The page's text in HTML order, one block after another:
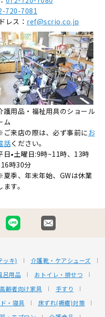
720-7081
レス： ref@scrio.co.jp
護用品・福祉用具のショール
ム
来店の際は、必ず事前に お
話ください。
日•土曜日:9時~11時、13時
時30分
季、年末年始、GWは休業
ます。
ッキ)
介護靴・ケアシューズ
呂用品
おトイレ・排せつ
齢者向け家具
手すり
・寝具
床ずれ(褥瘡)対策